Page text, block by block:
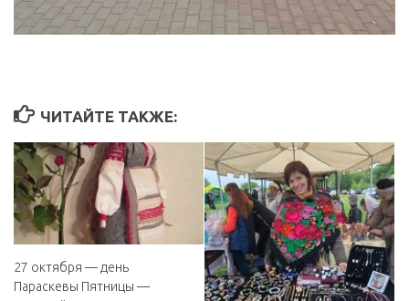
ЧИТАЙТЕ ТАКЖЕ:
27 октября — день
Параскевы Пятницы —